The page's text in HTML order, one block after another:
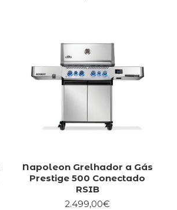
Napoleon Grelhador a Gás
Prestige 500 Conectado
RSIB
2.499,00€